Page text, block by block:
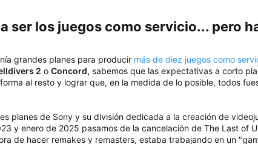
ser los juegos como servicio... pero
grandes planes para producir más de diez juegos como
2 o Concord, sabemos que las expectativas a corto
al resto y lograr que, en la medida de lo posible, todos
planes de Sony y su división dedicada a la creación de
y enero de 2025 pasamos de la cancelación de The Last of
de hacer remakes y remasters, estaba trabajando en un